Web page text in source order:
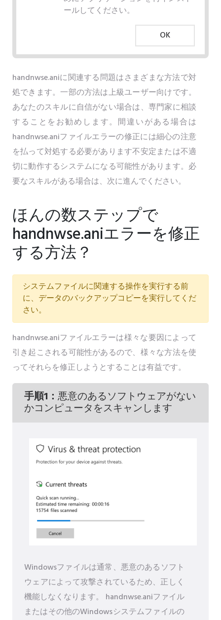
ールしてください。
OK
handnwse.aniに関連する問題はさまざまな方法で対
処できます。一部の方法は上級ユーザー向けです。
あなたのスキルに自信がない場合は、専門家に相談
することをお勧めします。間違いがある場合は
handnwse.aniファイルエラーの修正には細心の注意
を払って対処する必要があります不安定または不適
切に動作するシステムになる可能性があります。必
要なスキルがある場合は、次に進んでください。
ほんの数ステップで
handnwse.aniエラーを修正
する方法？
システムファイルに関連する操作を実行する前
に、データのバックアップコピーを実行してくだ
さい。
handnwse.aniファイルエラーは様々な要因によって
引き起こされる可能性があるので、様々な方法を使
ってそれらを修正しようとすることは有益です。
手順1： 悪意のあるソフトウェアがない
かコンピュータをスキャンします
Windowsファイルは通常、悪意のあるソフト
ウェアによって攻撃されているため、正しく
機能しなくなります。 handnwse.aniファイル
またはその他のWindowsシステムファイルの